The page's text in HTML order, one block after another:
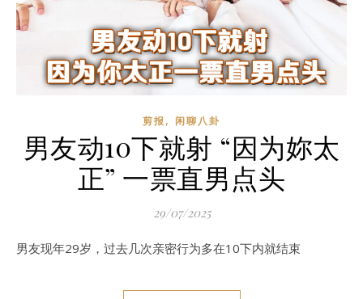
剪报, 闲聊八卦
男友动10下就射 “因为妳太
正” 一票直男点头
29/07/2025
男友现年29岁，过去几次亲密行为多在10下内就结束